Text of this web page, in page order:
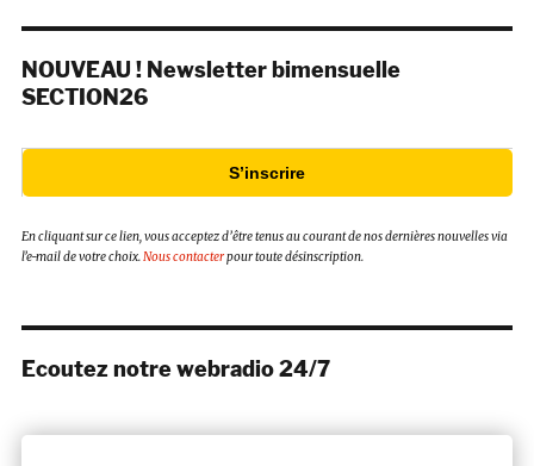
NOUVEAU ! Newsletter bimensuelle
SECTION26
S’inscrire
En cliquant sur ce lien, vous acceptez d’être tenus au courant de nos dernières nouvelles via
l’e-mail de votre choix.Nous contacterpour toute désinscription.
Ecoutez notre webradio 24/7